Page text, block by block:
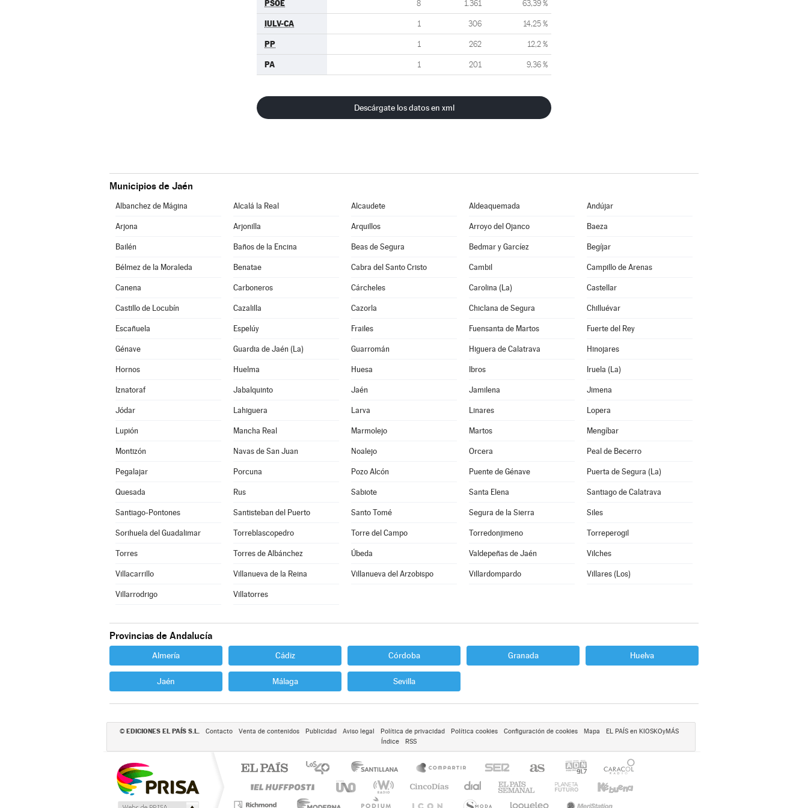
PSOE 8 1.361 63,39 %
IULV-CA 1 306 14,25 %
PP 1 262 12,2 %
PA 1 201 9,36 %
Descárgate los datos en xml
Municipios de Jaén
Albanchez de Mágina Alcalá la Real Alcaudete Aldeaquemada Andújar
Arjona Arjonilla Arquillos Arroyo del Ojanco Baeza
Bailén Baños de la Encina Beas de Segura Bedmar y Garcíez Begíjar
Bélmez de la Moraleda Benatae Cabra del Santo Cristo Cambil Campillo de Arenas
Canena Carboneros Cárcheles Carolina (La) Castellar
Castillo de Locubín Cazalilla Cazorla Chiclana de Segura Chilluévar
Escañuela Espelúy Frailes Fuensanta de Martos Fuerte del Rey
Génave Guardia de Jaén (La) Guarromán Higuera de Calatrava Hinojares
Hornos Huelma Huesa Ibros Iruela (La)
Iznatoraf Jabalquinto Jaén Jamilena Jimena
Jódar Lahiguera Larva Linares Lopera
Lupión Mancha Real Marmolejo Martos Mengíbar
Montizón Navas de San Juan Noalejo Orcera Peal de Becerro
Pegalajar Porcuna Pozo Alcón Puente de Génave Puerta de Segura (La)
Quesada Rus Sabiote Santa Elena Santiago de Calatrava
Santiago-Pontones Santisteban del Puerto Santo Tomé Segura de la Sierra Siles
Sorihuela del Guadalimar Torreblascopedro Torre del Campo Torredonjimeno Torreperogil
Torres Torres de Albánchez Úbeda Valdepeñas de Jaén Vilches
Villacarrillo Villanueva de la Reina Villanueva del Arzobispo Villardompardo Villares (Los)
Villarrodrigo Villatorres
Provincias de Andalucía
Almería Cádiz Córdoba Granada Huelva
Jaén Málaga Sevilla
© EDICIONES EL PAÍS S.L. Contacto Venta de contenidos Publicidad Aviso legal Política de privacidad Política cookies Configuración de cookies Mapa
EL PAÍS en KIOSKOyMÁS
Índice
RSS